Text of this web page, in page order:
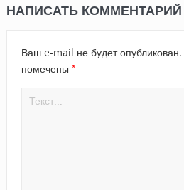
НАПИСАТЬ КОММЕНТАРИЙ
Ваш e-mail не будет опубликован.
помечены *